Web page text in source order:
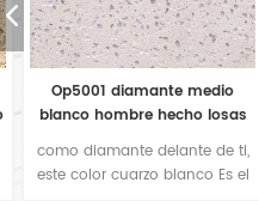
Op1816 estelar rojo oscuro
cocina top de cuarzo
también es uno de colores de
cuarzo estelar . si te gustan los